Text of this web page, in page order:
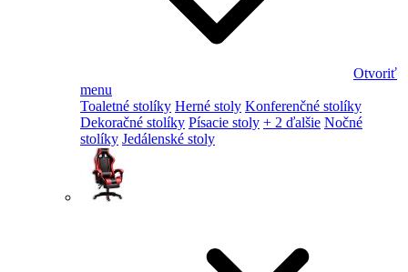
Otvoriť
menu
Toaletné stolíky Herné stoly Konferenčné stolíky
Dekoračné stolíky Písacie stoly + 2 ďalšie Nočné
stolíky Jedálenské stoly